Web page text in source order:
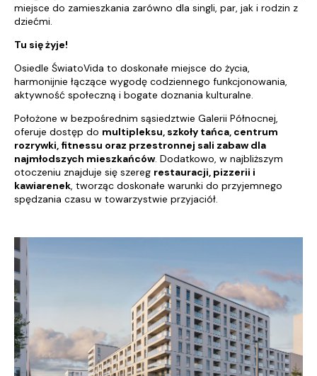
miejsce do zamieszkania zarówno dla singli, par, jak i rodzin z
dziećmi.
Tu się żyje!
Osiedle ŚwiatoVida to doskonałe miejsce do życia,
harmonijnie łączące wygodę codziennego funkcjonowania,
aktywność społeczną i bogate doznania kulturalne.
Położone w bezpośrednim sąsiedztwie Galerii Północnej,
oferuje dostęp do multipleksu, szkoły tańca, centrum
rozrywki, fitnessu oraz przestronnej sali zabaw dla
najmłodszych mieszkańców. Dodatkowo, w najbliższym
otoczeniu znajduje się szereg restauracji, pizzerii i
kawiarenek, tworząc doskonałe warunki do przyjemnego
spędzania czasu w towarzystwie przyjaciół.